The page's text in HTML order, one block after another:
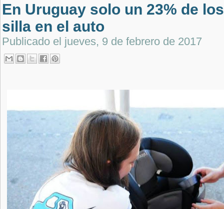
En Uruguay solo un 23% de
silla en el auto
Publicado el jueves, 9 de febrero de 2017